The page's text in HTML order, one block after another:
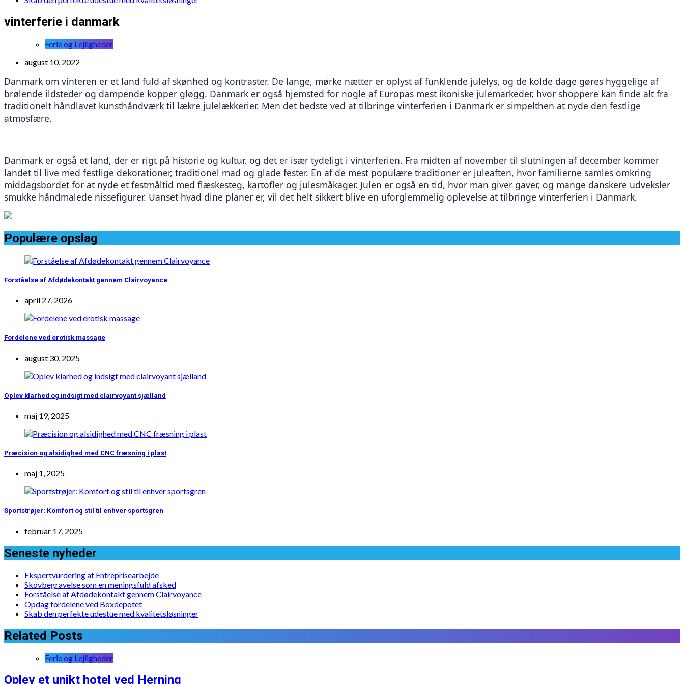
vinterferie i danmark
Ferie og Lejligheder
august 10, 2022
Danmark om vinteren er et land fuld af skønhed og kontraster. De lange, mørke nætter er oplyst af funklende julelys, og de kolde dage gøres hyggelige af
brølende ildsteder og dampende kopper gløgg. Danmark er også hjemsted for nogle af Europas mest ikoniske julemarkeder, hvor shoppere kan finde alt fra
traditionelt håndlavet kunsthåndværk til lækre julelækkerier. Men det bedste ved at tilbringe vinterferien i Danmark er simpelthen at nyde den festlige
atmosfære.
Danmark er også et land, der er rigt på historie og kultur, og det er især tydeligt i vinterferien. Fra midten af november til slutningen af december kommer
landet til live med festlige dekorationer, traditionel mad og glade fester. En af de mest populære traditioner er juleaften, hvor familierne samles omkring
middagsbordet for at nyde et festmåltid med flæskesteg, kartofler og julesmåkager. Julen er også en tid, hvor man giver gaver, og mange danskere udveksler
smukke håndmalede nissefigurer. Uanset hvad dine planer er, vil det helt sikkert blive en uforglemmelig oplevelse at tilbringe vinterferien i Danmark.
Populære opslag
Forståelse af Afdødekontakt gennem Clairvoyance
april 27, 2026
Fordelene ved erotisk massage
august 30, 2025
Oplev klarhed og indsigt med clairvoyant sjælland
maj 19, 2025
Præcision og alsidighed med CNC fræsning i plast
maj 1, 2025
Sportstrøjer: Komfort og stil til enhver sportsgren
februar 17, 2025
Seneste nyheder
Ekspertvurdering af Entreprisearbejde
Skovbegravelse som en meningsfuld afsked
Forståelse af Afdødekontakt gennem Clairvoyance
Opdag fordelene ved Boxdepotet
Skab den perfekte udestue med kvalitetsløsninger
Related Posts
Ferie og Lejligheder
Oplev et unikt hotel ved Herning